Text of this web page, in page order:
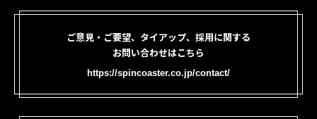
ご意見・ご要望、タイアップ、採用に関する
お問い合わせはこちら
https://spincoaster.co.jp/contact/